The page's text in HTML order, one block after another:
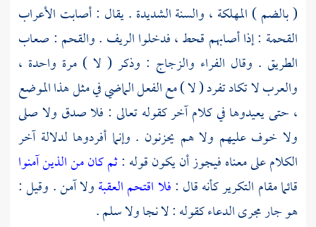
( بالضم ) المهلكة ، والسنة الشديدة . يقال : أصابت الأعراب
القحمة : إذا أصابهم قحط ، فدخلوا الريف . والقحم : صعاب
الطريق . وقال الفراء والزجاج : وذكر ( لا ) مرة واحدة ،
والعرب لا تكاد تفرد ( لا ) مع الفعل الماضي في مثل هذا الموضع
، حتى يعيدوها في كلام آخر كقوله تعالى : فلا صدق ولا صلى
ولا خوف عليهم ولا هم يحزنون . وإنما أفردوها لدلالة آخر
الكلام على معناه فيجوز أن يكون قوله :ثم كان من الذين آمنوا
قائما مقام التكرير كأنه قال :فلا اقتحم العقبةولا آمن . وقيل :
هو جار مجرى الدعاء كقوله : لا نجا ولا سلم .